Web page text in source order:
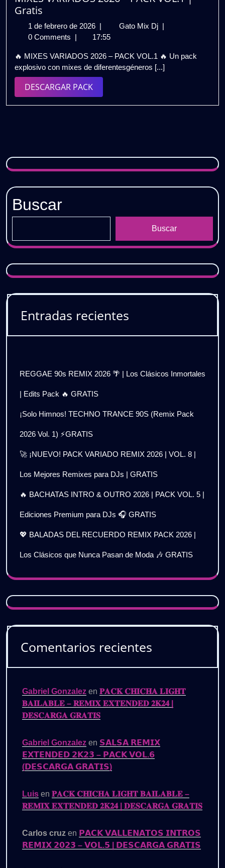
Gratis
1 de febrero de 2026 1
de
de
2026
Gato Mix Dj MIXES
–
PACK
Gratis
0 Comments
17:55
🔥 MIXES VARIADOS 2026 – PACK VOL.1 🔥 Un pack
explosivo con mixes de diferentesgéneros [...]
DESCARGAR PACKDESCARGAR
PACK
Buscar
Buscar
Entradas recientes
REGGAE 90s REMIX 2026 🌴 | Los Clásicos Inmortales
| Edits Pack 🔥 GRATIS
¡Solo Himnos! TECHNO TRANCE 90S (Remix Pack
2026 Vol. 1) ⚡GRATIS
🚀 ¡NUEVO! PACK VARIADO REMIX 2026 | VOL. 8 |
Los Mejores Remixes para DJs | GRATIS
🔥 BACHATAS INTRO & OUTRO 2026 | PACK VOL. 5 |
Ediciones Premium para DJs 🎧 GRATIS
💖 BALADAS DEL RECUERDO REMIX PACK 2026 |
Los Clásicos que Nunca Pasan de Moda 🎶 GRATIS
Comentarios recientes
Gabriel Gonzalez en 𝐏𝐀𝐂𝐊 𝐂𝐇𝐈𝐂𝐇𝐀 𝐋𝐈𝐆𝐇𝐓
𝐁𝐀𝐈𝐋𝐀𝐁𝐋𝐄 – 𝐑𝐄𝐌𝐈𝐗 𝐄𝐗𝐓𝐄𝐍𝐃𝐄𝐃 𝟐𝐊𝟐𝟒 |
𝐃𝐄𝐒𝐂𝐀𝐑𝐆𝐀 𝐆𝐑𝐀𝐓𝐈𝐒
Gabriel Gonzalez en 𝗦𝗔𝗟𝗦𝗔 𝗥𝗘𝗠𝗜𝗫
𝗘𝗫𝗧𝗘𝗡𝗗𝗘𝗗 𝟮𝗞𝟮𝟯 – 𝗣𝗔𝗖𝗞 𝗩𝗢𝗟.𝟲
(𝗗𝗘𝗦𝗖𝗔𝗥𝗚𝗔 𝗚𝗥𝗔𝗧𝗜𝗦)
Luis en 𝐏𝐀𝐂𝐊 𝐂𝐇𝐈𝐂𝐇𝐀 𝐋𝐈𝐆𝐇𝐓 𝐁𝐀𝐈𝐋𝐀𝐁𝐋𝐄 –
𝐑𝐄𝐌𝐈𝐗 𝐄𝐗𝐓𝐄𝐍𝐃𝐄𝐃 𝟐𝐊𝟐𝟒 | 𝐃𝐄𝐒𝐂𝐀𝐑𝐆𝐀 𝐆𝐑𝐀𝐓𝐈𝐒
Carlos cruz en 𝗣𝗔𝗖𝗞 𝗩𝗔𝗟𝗟𝗘𝗡𝗔𝗧𝗢𝗦 𝗜𝗡𝗧𝗥𝗢𝗦
𝗥𝗘𝗠𝗜𝗫 𝟮𝟬𝟮𝟯 – 𝗩𝗢𝗟.𝟱 | 𝗗𝗘𝗦𝗖𝗔𝗥𝗚𝗔 𝗚𝗥𝗔𝗧𝗜𝗦